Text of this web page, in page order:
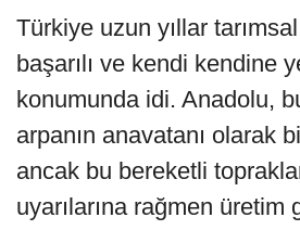
Türkiye uzun yıllar
başarılı ve kendi kendine
konumunda idi. Anadolu,
arpanın anavatanı olarak
ancak bu bereketli
uyarılarına rağmen üretim